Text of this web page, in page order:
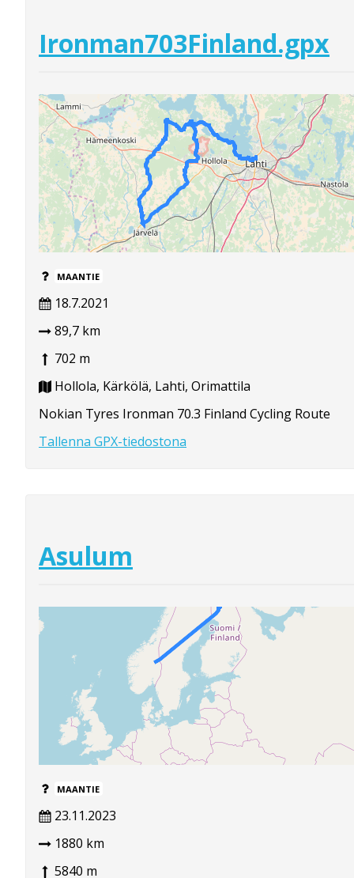
Ironman703Finland.gpx
MAANTIE
18.7.2021
89,7 km
702 m
Hollola, Kärkölä, Lahti, Orimattila
Nokian Tyres Ironman 70.3 Finland Cycling Route
Tallenna GPX-tiedostona
Asulum
MAANTIE
23.11.2023
1880 km
5840 m